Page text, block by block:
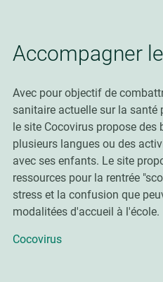
Accompagner
Avec pour objectif de
sanitaire actuelle sur la santé
le site Cocovirus propose des
plusieurs langues ou des
avec ses enfants. Le site
ressources pour la rentrée
stress et la confusion que
modalitées d'accueil à l'école.
Cocovirus